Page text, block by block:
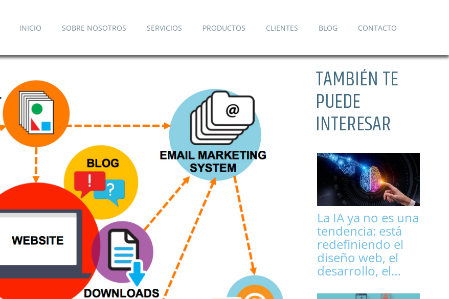
INICIO SOBRE NOSOTROS SERVICIOS PRODUCTOS CLIENTES BLOG CONTACTO
TAMBIÉN TE
PUEDE
INTERESAR
La IA ya no es una
tendencia: está
redefiniendo el
diseño web, el
desarrollo, el…